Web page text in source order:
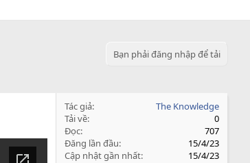
Bạn phải đăng nhập để tải
Tác giả
The Knowledge
Tải về
0
Đọc
707
Đăng lần đầu
15/4/23
Cập nhật gần nhất
15/4/23